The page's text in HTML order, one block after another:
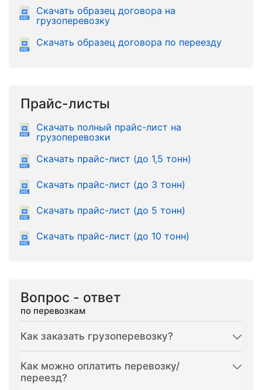
Скачать образец договора на
грузоперевозку
Скачать образец договора по переезду
Прайс-листы
Скачать полный прайс-лист на
грузоперевозки
Скачать прайс-лист (до 1,5 тонн)
Скачать прайс-лист (до 3 тонн)
Скачать прайс-лист (до 5 тонн)
Скачать прайс-лист (до 10 тонн)
Вопрос - ответ
по перевозкам
Как заказать грузоперевозку?
Как можно оплатить перевозку/
переезд?